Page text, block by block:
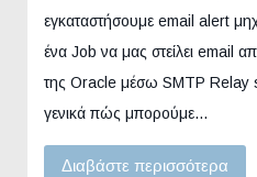
εγκαταστήσουμε email alert
ένα Job να μας στείλει email
της Oracle μέσω SMTP Relay
γενικά πώς μπορούμε…
Διαβάστε περισσότερα